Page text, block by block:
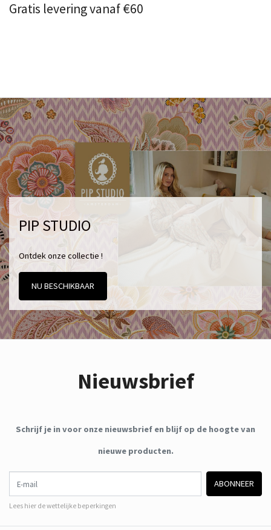
Gratis levering vanaf €60
PIP STUDIO
Ontdek onze collectie !
NU BESCHIKBAAR
Nieuwsbrief
Schrijf je in voor onze nieuwsbrief en blijf op de hoogte van
nieuwe producten.
ABONNEER
Lees hier de wettelijke beperkingen